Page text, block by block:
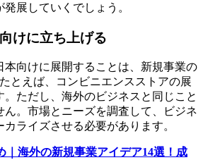
展していくでしょう。
けに立ち上げる
本向けに展開することは、新規事業の
とえば、コンビニエンスストアの展
。ただし、海外のビジネスと同じこと
ん。市場とニーズを調査して、ビジネ
ライズさせる必要があります。
｜海外の新規事業アイデア14選！成